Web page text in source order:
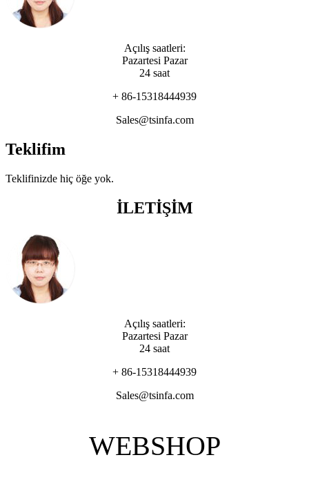
Açılış saatleri:
Pazartesi Pazar
24 saat
+ 86-15318444939
Sales@tsinfa.com
Teklifim
Teklifinizde hiç öğe yok.
İLETİŞİM
Açılış saatleri:
Pazartesi Pazar
24 saat
+ 86-15318444939
Sales@tsinfa.com
WEBSHOP